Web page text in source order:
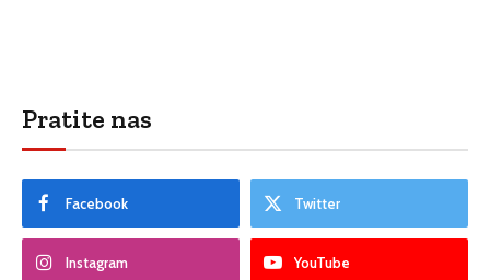
Pratite nas
Facebook Twitter
Instagram YouTube